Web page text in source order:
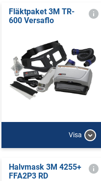
Fläktpaket 3M TR-
600 Versaflo
Visa
Halvmask 3M 4255+
FFA2P3 RD